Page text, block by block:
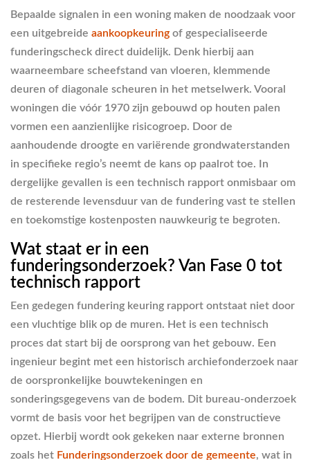
Bepaalde signalen in een woning maken de noodzaak voor
een uitgebreide aankoopkeuring of gespecialiseerde
funderingscheck direct duidelijk. Denk hierbij aan
waarneembare scheefstand van vloeren, klemmende
deuren of diagonale scheuren in het metselwerk. Vooral
woningen die vóór 1970 zijn gebouwd op houten palen
vormen een aanzienlijke risicogroep. Door de
aanhoudende droogte en variërende grondwaterstanden
in specifieke regio’s neemt de kans op paalrot toe. In
dergelijke gevallen is een technisch rapport onmisbaar om
de resterende levensduur van de fundering vast te stellen
en toekomstige kostenposten nauwkeurig te begroten.
Wat staat er in een
funderingsonderzoek? Van Fase 0 tot
technisch rapport
Een gedegen fundering keuring rapport ontstaat niet door
een vluchtige blik op de muren. Het is een technisch
proces dat start bij de oorsprong van het gebouw. Een
ingenieur begint met een historisch archiefonderzoek naar
de oorspronkelijke bouwtekeningen en
sonderingsgegevens van de bodem. Dit bureau-onderzoek
vormt de basis voor het begrijpen van de constructieve
opzet. Hierbij wordt ook gekeken naar externe bronnen
zoals het Funderingsonderzoek door de gemeente, wat in